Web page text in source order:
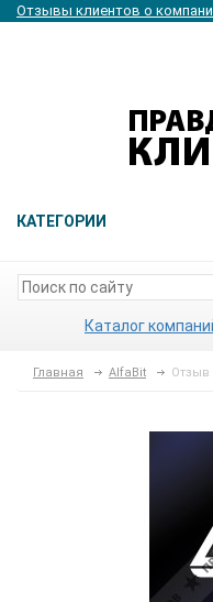
Отзывы клиентов о
КАТЕГОРИИ
Каталог
Главная AlfaBit Отзыв